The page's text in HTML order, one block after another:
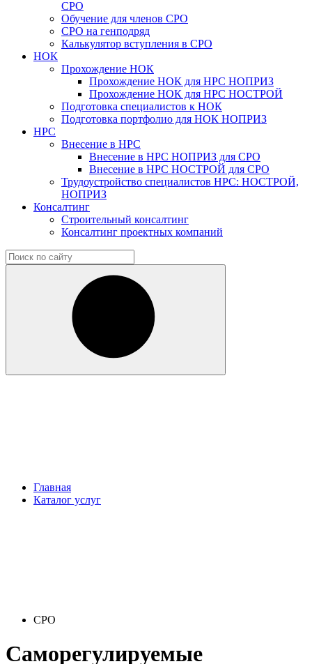
СРО
Обучение для членов СРО
СРО на генподряд
Калькулятор вступления в СРО
НОК
Прохождение НОК
Прохождение НОК для НРС НОПРИЗ
Прохождение НОК для НРС НОСТРОЙ
Подготовка специалистов к НОК
Подготовка портфолио для НОК НОПРИЗ
НРС
Внесение в НРС
Внесение в НРС НОПРИЗ для СРО
Внесение в НРС НОСТРОЙ для СРО
Трудоустройство специалистов НРС: НОСТРОЙ,
НОПРИЗ
Консалтинг
Строительный консалтинг
Консалтинг проектных компаний
Главная
Каталог услуг
СРО
Саморегулируемые